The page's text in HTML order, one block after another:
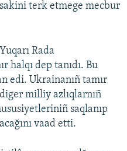
sakini terk etmege mecbur
Rada
halqı dep tanıdı. Bu
edi. Ukrainanıñ tamır
milliy azlıqlarnıñ
saqlanıp
vaad etti.